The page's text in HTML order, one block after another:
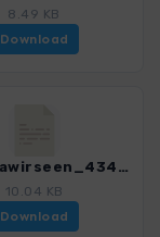
8.49 KB
Download
14 Landawirseen_4341_2.gpx
10.04 KB
Download